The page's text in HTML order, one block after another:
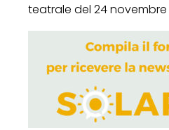
teatrale del 24 novembre